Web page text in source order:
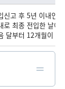
신고 후 5년 이내인
로 최종 전입한 날이
달부터 12개월이 지